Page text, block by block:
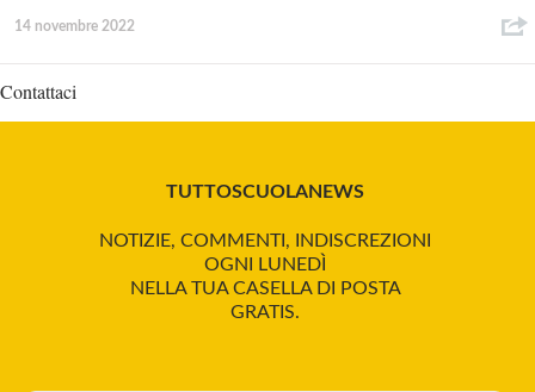
14 novembre 2022
Contattaci
TUTTOSCUOLANEWS
NOTIZIE, COMMENTI, INDISCREZIONI
OGNI LUNEDÌ
NELLA TUA CASELLA DI POSTA
GRATIS.